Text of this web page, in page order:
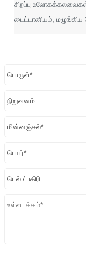
சிறப்பு
டைட்டானியம்,